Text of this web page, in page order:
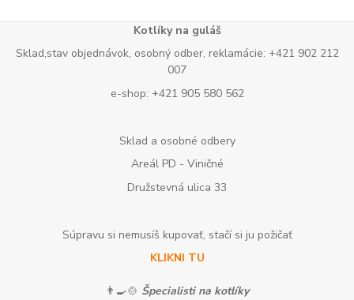
Kotlíky na guláš
Sklad,stav objednávok, osobný odber, reklamácie: +421 902 212
007
e-shop: +421 905 580 562
Sklad a osobné odbery
Areál PD - Viničné
Družstevná ulica 33
Súpravu si nemusíš kupovať, stačí si ju požičať
KLIKNI TU
👨‍🍳🍲 Špecialisti na kotlíky